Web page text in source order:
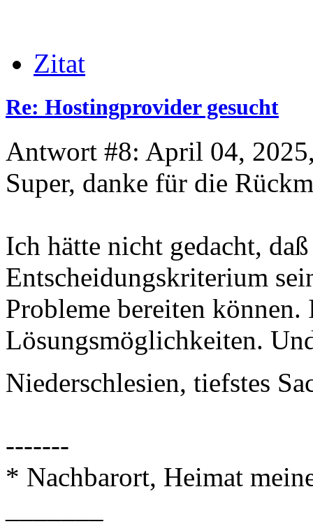
Zitat
Re: Hostingprovider gesucht
Antwort #8: April 04,
Super, danke für die
Ich hätte nicht gedacht,
Entscheidungskriterium
Probleme bereiten
Lösungsmöglichkeiten.
Niederschlesien, tiefstes
-------
* Nachbarort, Heimat